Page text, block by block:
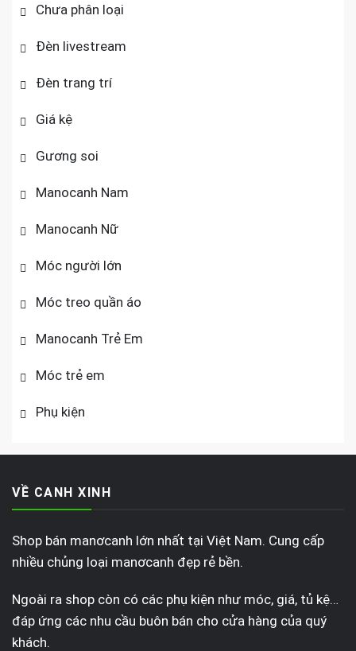
Chưa phân loại
Đèn livestream
Đèn trang trí
Giá kệ
Gương soi
Manocanh Nam
Manocanh Nữ
Móc người lớn
Móc treo quần áo
Manocanh Trẻ Em
Móc trẻ em
Phụ kiện
VỀ CANH XINH
Shop bán manơcanh lớn nhất tại Việt Nam. Cung cấp
nhiều chủng loại manơcanh đẹp rẻ bền.
Ngoài ra shop còn có các phụ kiện như móc, giá, tủ kệ…
đáp ứng các nhu cầu buôn bán cho cửa hàng của quý
khách.